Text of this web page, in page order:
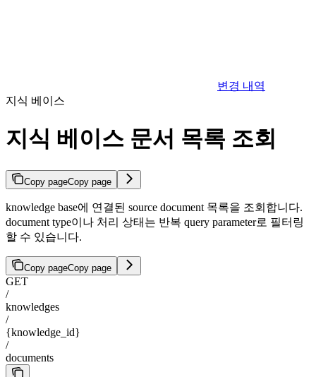
변경 내역
지식 베이스
지식 베이스 문서 목록 조회
Copy pageCopy page
knowledge base에 연결된 source document 목록을 조회합니다.
document type이나 처리 상태는 반복 query parameter로 필터링
할 수 있습니다.
Copy pageCopy page
GET
/
knowledges
/
{knowledge_id}
/
documents